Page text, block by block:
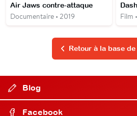
Air Jaws contre-attaque
Documentaire • 2019 Film
Retour à la base de
Blog
Facebook